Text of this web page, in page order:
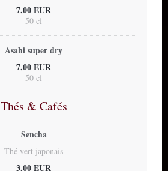
7,00 EUR
50 cl
Asahi super dry
7,00 EUR
50 cl
Thés & Cafés
Sencha
Thé vert japonais
3,00 EUR